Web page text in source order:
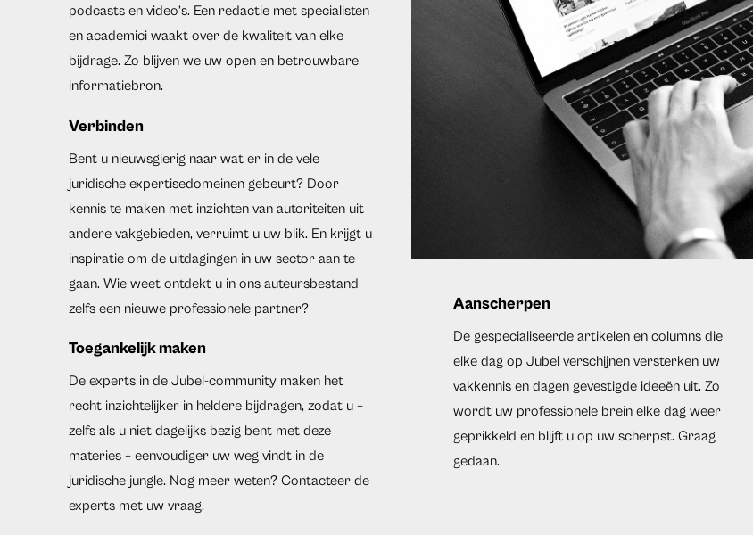
podcasts en video’s. Een redactie met specialisten
en academici waakt over de kwaliteit van elke
bijdrage. Zo blijven we uw open en betrouwbare
informatiebron.
Verbinden
Bent u nieuwsgierig naar wat er in de vele
juridische expertisedomeinen gebeurt? Door
kennis te maken met inzichten van autoriteiten uit
andere vakgebieden, verruimt u uw blik. En krijgt u
inspiratie om de uitdagingen in uw sector aan te
gaan. Wie weet ontdekt u in ons auteursbestand
zelfs een nieuwe professionele partner?
Toegankelijk maken
De experts in de Jubel-community maken het
recht inzichtelijker in heldere bijdragen, zodat u –
zelfs als u niet dagelijks bezig bent met deze
materies – eenvoudiger uw weg vindt in de
juridische jungle. Nog meer weten? Contacteer de
experts met uw vraag.
Aanscherpen
De gespecialiseerde artikelen en columns die
elke dag op Jubel verschijnen versterken uw
vakkennis en dagen gevestigde ideeën uit. Zo
wordt uw professionele brein elke dag weer
geprikkeld en blijft u op uw scherpst. Graag
gedaan.